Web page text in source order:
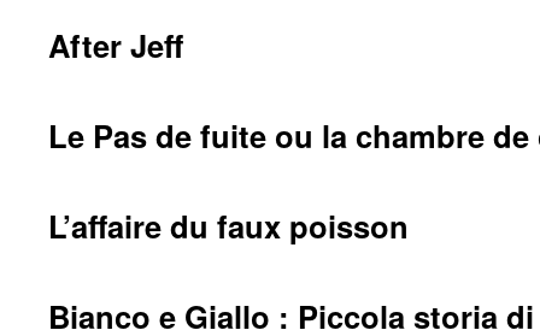
After Jeff
Le Pas de fuite ou la chambre
L’affaire du faux poisson
Bianco e Giallo : Piccola storia